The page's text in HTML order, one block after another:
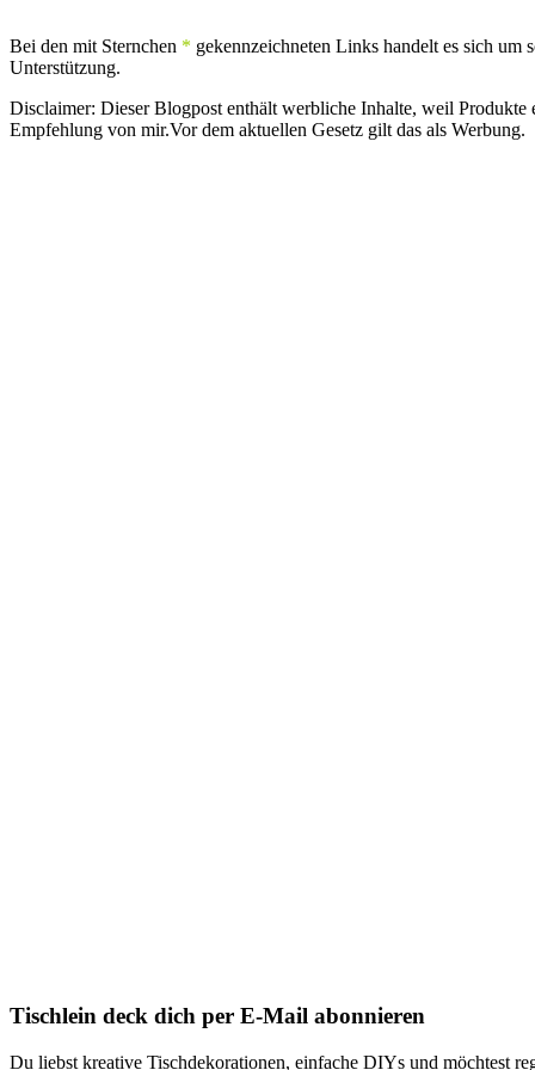
Bei den mit Sternchen * gekennzeichneten Links handelt es sich
Unterstützung.
Disclaimer: Dieser Blogpost enthält werbliche Inhalte, weil
Empfehlung von mir.Vor dem aktuellen Gesetz gilt das als Werbung.
Tischlein deck dich per E-Mail abonnieren
Du liebst kreative Tischdekorationen, einfache DIYs und möchtest